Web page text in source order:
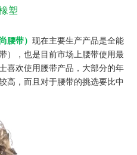
塑
腰带） 现在主要生产产品是全能
），也是目前市场上腰带使用最
喜欢使用腰带产品，大部分的年
高，而且对于腰带的挑选要比中